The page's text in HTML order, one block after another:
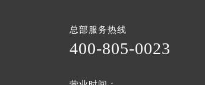
总部服务热线
400-805-0023